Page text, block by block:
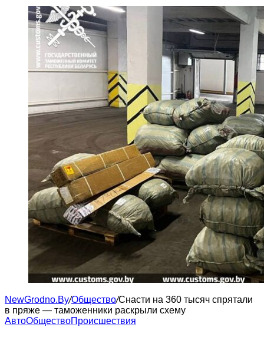
NewGrodno.By/Общество/Снасти на 360 тысяч спрятали
в пряже — таможенники раскрыли схему
АвтоОбществоПроисшествия